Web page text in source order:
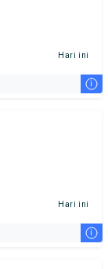
Hari ini
i
Hari ini
i